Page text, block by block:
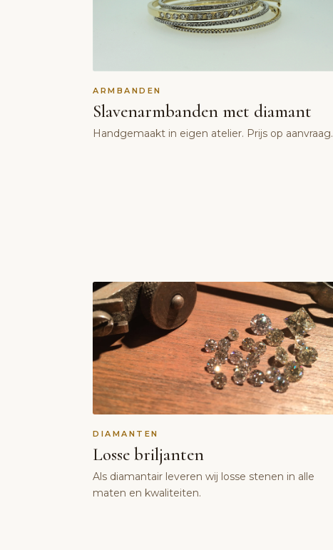
ARMBANDEN
Slavenarmbanden met diamant
Handgemaakt in eigen atelier. Prijs op aanvraag.
DIAMANTEN
Losse briljanten
Als diamantair leveren wij losse stenen in alle
maten en kwaliteiten.